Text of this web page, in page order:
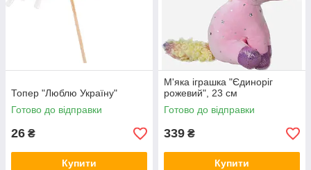
Топер "Люблю Україну"
Готово до відправки
26 ₴
Купити
М'яка іграшка "Єдиноріг
рожевий", 23 см
Готово до відправки
339 ₴
Купити